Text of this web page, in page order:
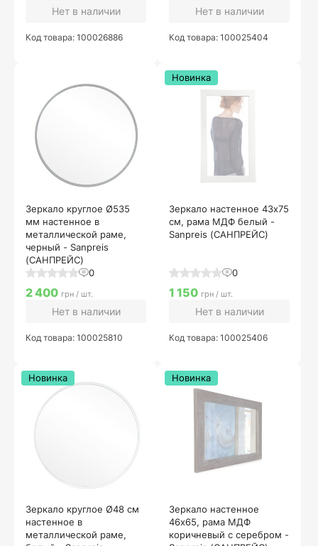
Нет в наличии
Код товара: 100026886
Нет в наличии
Код товара: 100025404
Зеркало круглое Ø535
мм настенное в
металлической раме,
черный - Sanpreis
(САНПРЕЙС)
0
2 400 грн / шт.
Нет в наличии
Код товара: 100025810
Зеркало настенное 43х75
см, рама МДФ белый -
Sanpreis (САНПРЕЙС)
0
Новинка
1 150 грн / шт.
Нет в наличии
Код товара: 100025406
Зеркало круглое Ø48 см
настенное в
металлической раме,
Новинка
Зеркало настенное
46х65, рама МДФ
коричневый с серебром -
Новинка